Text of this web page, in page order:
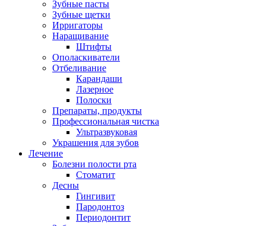
Зубные пасты
Зубные щетки
Ирригаторы
Наращивание
Штифты
Ополаскиватели
Отбеливание
Карандаши
Лазерное
Полоски
Препараты, продукты
Профессиональная чистка
Ультразвуковая
Украшения для зубов
Лечение
Болезни полости рта
Стоматит
Десны
Гингивит
Пародонтоз
Периодонтит